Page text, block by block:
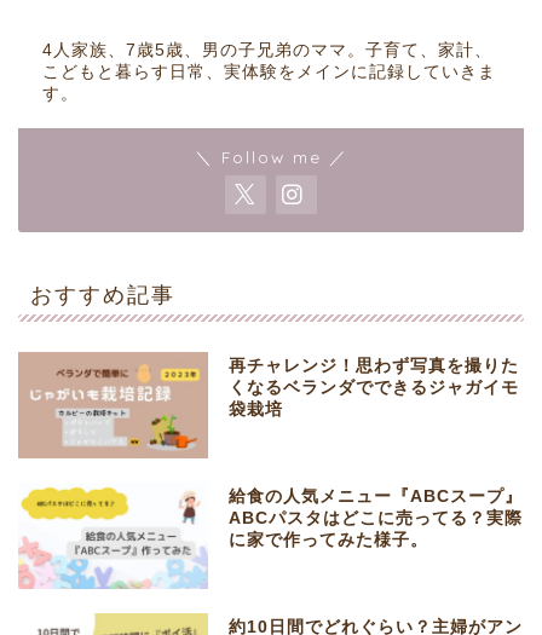
4人家族、7歳5歳、男の子兄弟のママ。子育て、家計、
こどもと暮らす日常、実体験をメインに記録していきま
す。
＼ Follow me ／
おすすめ記事
再チャレンジ！思わず写真を撮りた
くなるベランダでできるジャガイモ
袋栽培
給食の人気メニュー『ABCスープ』
ABCパスタはどこに売ってる？実際
に家で作ってみた様子。
約10日間でどれぐらい？主婦がアン